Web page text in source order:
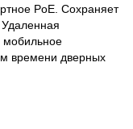
PoE. Сохраняет
мобильное
времени дверных